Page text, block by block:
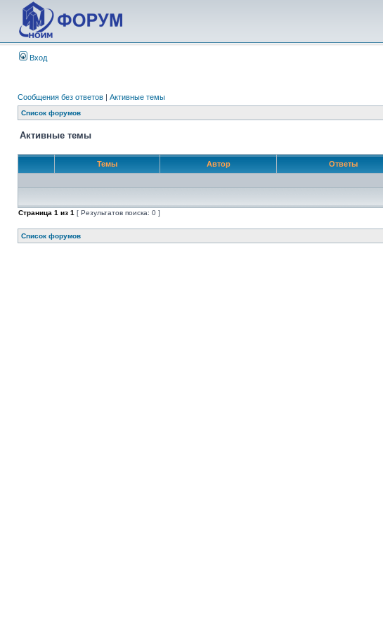
Вход
Сообщения без ответов | Активные темы
Список форумов
Активные темы
Темы Автор Ответы
Страница 1 из 1 [ Результатов поиска: 0 ]
Список форумов